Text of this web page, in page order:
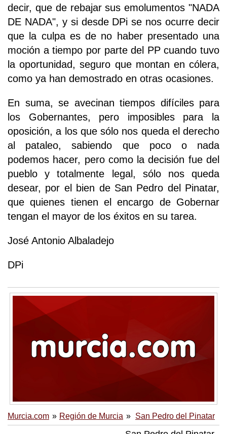
decir, que de rebajar sus emolumentos "NADA
DE NADA", y si desde DPi se nos ocurre decir
que la culpa es de no haber presentado una
moción a tiempo por parte del PP cuando tuvo
la oportunidad, seguro que montan en cólera,
como ya han demostrado en otras ocasiones.
En suma, se avecinan tiempos difíciles para
los Gobernantes, pero imposibles para la
oposición, a los que sólo nos queda el derecho
al pataleo, sabiendo que poco o nada
podemos hacer, pero como la decisión fue del
pueblo y totalmente legal, sólo nos queda
desear, por el bien de San Pedro del Pinatar,
que quienes tienen el encargo de Gobernar
tengan el mayor de los éxitos en su tarea.
José Antonio Albaladejo
DPi
Murcia.com Región de Murcia San Pedro del Pinatar